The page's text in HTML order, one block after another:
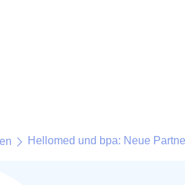
Hellomed und bpa: Neue